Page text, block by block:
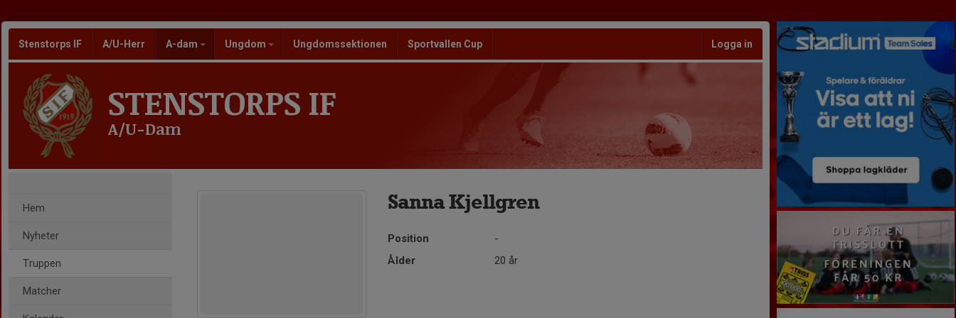
Stenstorps IF A/U-Herr A-dam Ungdom Ungdomssektionen Sportvallen Cup Logga in
STENSTORPS IF
A/U-Dam
Hem
Nyheter
Truppen
Matcher
Sanna Kjellgren
Position
-
Ålder
20 år